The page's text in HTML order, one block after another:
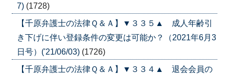
7) (1728)
【千原弁護士の法律Ｑ＆Ａ】▼３３５▲ 成人年齢引
き下げに伴い登録条件の変更は可能か？（2021年6月3
日号）('21/06/03) (1726)
【千原弁護士の法律Ｑ＆Ａ】▼３３４▲ 退会会員の